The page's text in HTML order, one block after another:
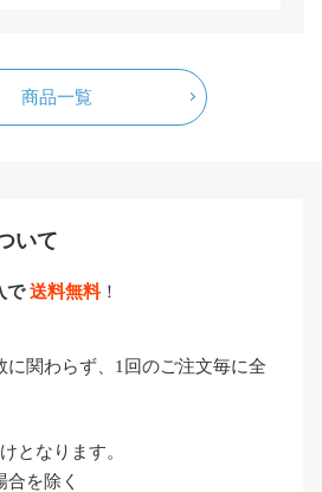
商品一覧
いて
で 送料無料！
に関わらず、1回のご注文毎に全
となります。
を除く